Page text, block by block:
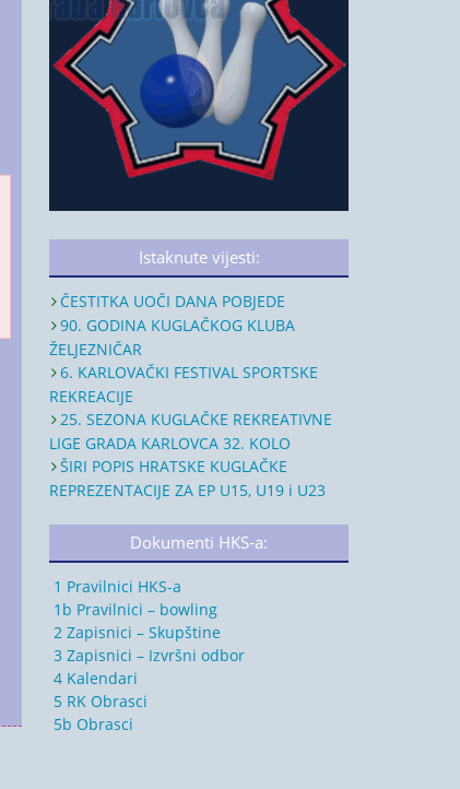
Istaknute vijesti:
ČESTITKA UOČI DANA POBJEDE
90. GODINA KUGLAČKOG KLUBA
ŽELJEZNIČAR
6. KARLOVAČKI FESTIVAL SPORTSKE
REKREACIJE
25. SEZONA KUGLAČKE REKREATIVNE
LIGE GRADA KARLOVCA 32. KOLO
ŠIRI POPIS HRATSKE KUGLAČKE
REPREZENTACIJE ZA EP U15, U19 i U23
Dokumenti HKS-a:
1 Pravilnici HKS-a
1b Pravilnici – bowling
2 Zapisnici – Skupštine
3 Zapisnici – Izvršni odbor
4 Kalendari
5 RK Obrasci
5b Obrasci